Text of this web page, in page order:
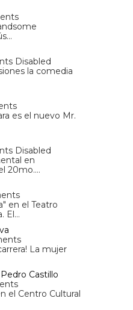
Disabled
la comedia
es el nuevo Mr.
Disabled
en
20mo.…
en el Teatro
El…
La mujer
Castillo
el Centro Cultural